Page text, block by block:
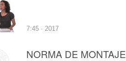
7:45 · 2017
NORMA DE MONTAJE